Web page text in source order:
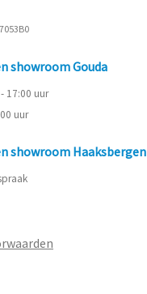
showroom Gouda
17:00 uur
uur
showroom Haaksbergen